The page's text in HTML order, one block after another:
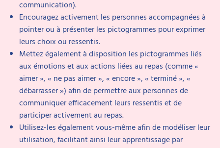
communication).
Encouragez activement les personnes accompagnées à
pointer ou à présenter les pictogrammes pour exprimer
leurs choix ou ressentis.
Mettez également à disposition les pictogrammes liés
aux émotions et aux actions liées au repas (comme «
aimer », « ne pas aimer », « encore », « terminé », «
débarrasser ») afin de permettre aux personnes de
communiquer efficacement leurs ressentis et de
participer activement au repas.
Utilisez-les également vous-même afin de modéliser leur
utilisation, facilitant ainsi leur apprentissage par